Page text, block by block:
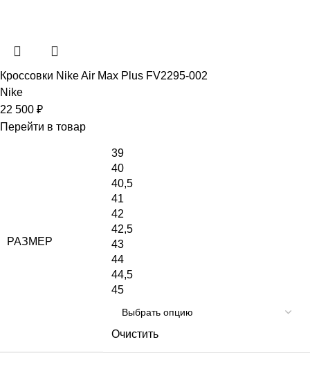
Кроссовки Nike Air Max Plus FV2295-002
Nike
22 500 ₽
Перейти в товар
РАЗМЕР
39
40
40,5
41
42
42,5
43
44
44,5
45
Очистить